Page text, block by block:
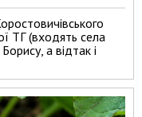
ТГ (входять села
а відтак і